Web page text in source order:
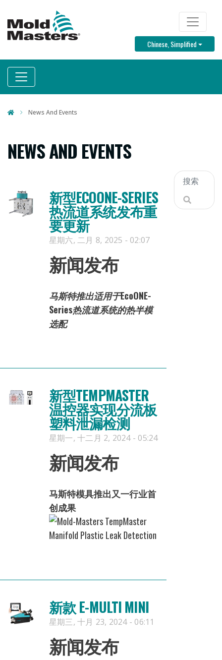
要
TOP MENU
Chinese, SimplifiedToggle
News And Events
NEWS AND EVENTS
新型ECOONE-SERIES
热流道系统发布重
要更新
星期六, 二月 8, 2025 - 02:07
新闻发布
马斯特推出适用于EcoONE-
Series热流道系统的热半模
选配
新型TEMPMASTER
温控器实现分流板
塑料泄漏检测
星期一, 十二月 2, 2024 - 05:24
新闻发布
马斯特模具推出又一行业首
创成果
新款 E-MULTI MINI
星期三, 十月 23, 2024 - 06:11
新闻发布